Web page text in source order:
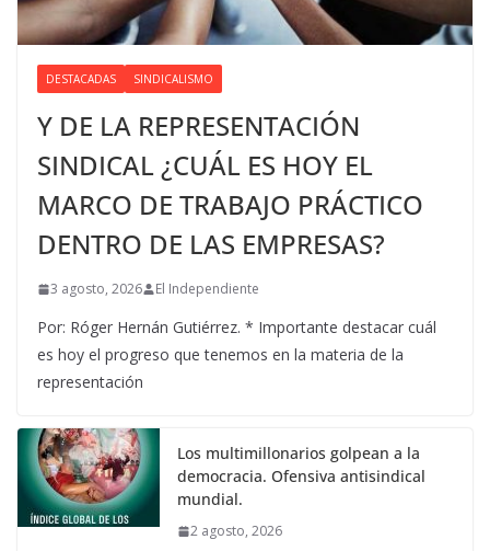
DESTACADAS SINDICALISMO
Y DE LA REPRESENTACIÓN
SINDICAL ¿CUÁL ES HOY EL
MARCO DE TRABAJO PRÁCTICO
DENTRO DE LAS EMPRESAS?
3 agosto, 2026 El Independiente
Por: Róger Hernán Gutiérrez. * Importante destacar cuál
es hoy el progreso que tenemos en la materia de la
representación
Los multimillonarios golpean a la
democracia. Ofensiva antisindical
mundial.
2 agosto, 2026